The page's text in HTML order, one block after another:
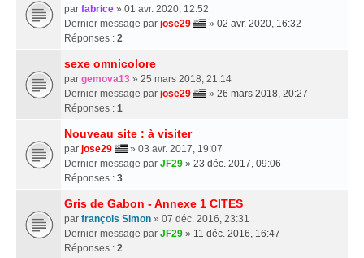
par fabrice » 01 avr. 2020, 12:52
Dernier message par jose29 » 02 avr. 2020, 16:32
Réponses : 2
sexe omnicolore
par gemova13 » 25 mars 2018, 21:14
Dernier message par jose29 » 26 mars 2018, 20:27
Réponses : 1
Nouveau site : à visiter
par jose29
» 03 avr. 2017, 19:07
Dernier message par JF29 » 23 déc. 2017, 09:06
Réponses : 3
Gris de Gabon - Annexe 1 CITES
par françois Simon » 07 déc. 2016, 23:31
Dernier message par JF29 » 11 déc. 2016, 16:47
Réponses : 2